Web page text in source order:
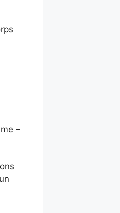
–